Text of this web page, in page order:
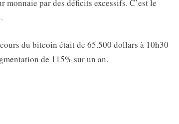
monnaie par des déficits excessifs. C’est le
du bitcoin était de 65.500 dollars à 10h30
de 115% sur un an.